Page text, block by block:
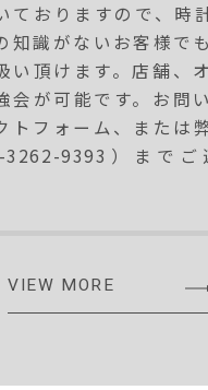
ておりますので、時
知識がないお客様で
い頂けます。店舗、
会が可能です。お問
トフォーム、または
3262-9393）まで
VIEW MORE